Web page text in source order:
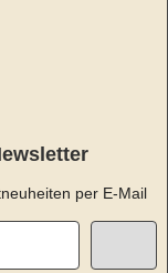
per E-Mail